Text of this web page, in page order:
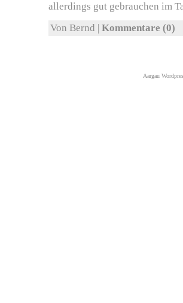
allerdings gut gebrauchen im
Von Bernd | Kommentare (0)
Aargau